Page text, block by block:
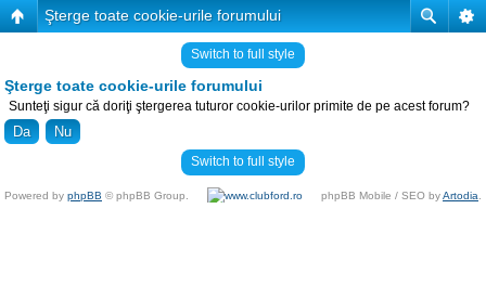
Şterge toate cookie-urile forumului
Switch to full style
Şterge toate cookie-urile forumului
Sunteţi sigur că doriţi ştergerea tuturor cookie-urilor primite de pe acest forum?
Switch to full style
Powered by phpBB © phpBB Group. phpBB Mobile / SEO byArtodia